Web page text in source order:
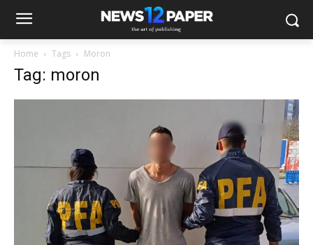
Home Tags Moron
Tag: moron